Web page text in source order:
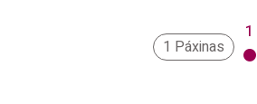
1 Páxinas
1